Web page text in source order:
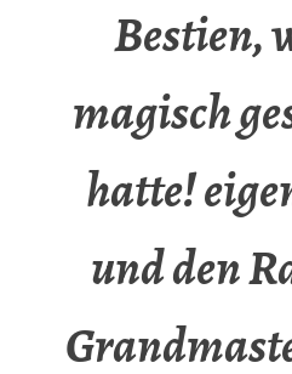
Bestien,
magisch
hatte!
und den